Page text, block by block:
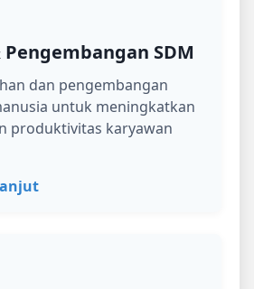
SDM
dan pengembangan
untuk meningkatkan
produktivitas karyawan